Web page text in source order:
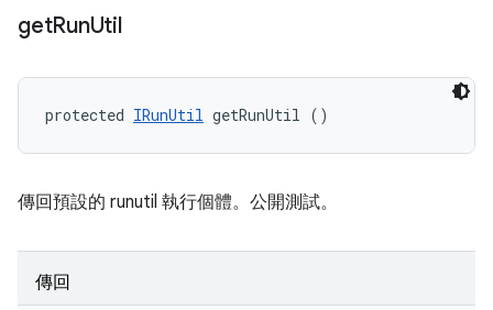
getRunUtil
protected IRunUtil getRunUtil ()
傳回預設的 runutil 執行個體。公開測試。
傳回